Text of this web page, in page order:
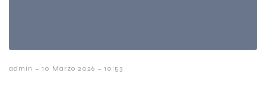
admin - 10 Marzo 2026 - 10:53